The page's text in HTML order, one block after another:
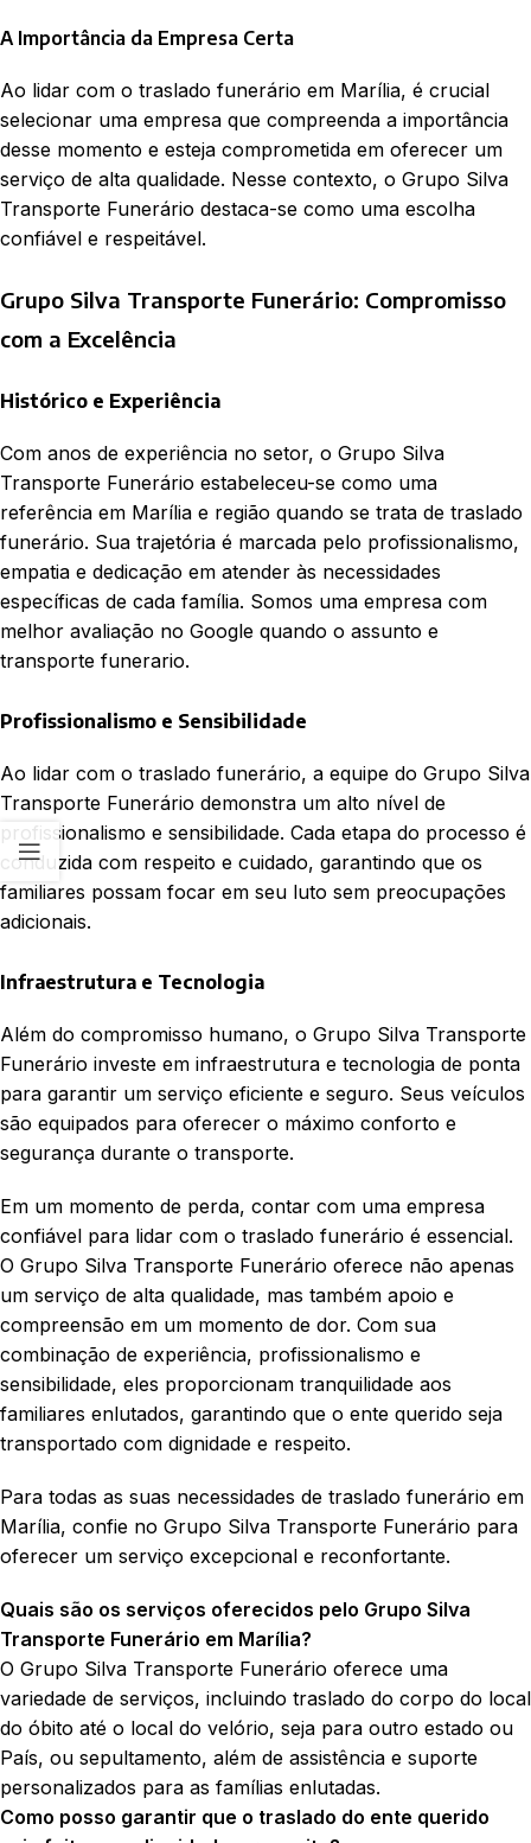
A Importância da Empresa Certa
Ao lidar com o traslado funerário em Marília, é crucial
selecionar uma empresa que compreenda a importância
desse momento e esteja comprometida em oferecer um
serviço de alta qualidade. Nesse contexto, o Grupo Silva
Transporte Funerário destaca-se como uma escolha
confiável e respeitável.
Grupo Silva Transporte Funerário: Compromisso
com a Excelência
Histórico e Experiência
Com anos de experiência no setor, o Grupo Silva
Transporte Funerário estabeleceu-se como uma
referência em Marília e região quando se trata de traslado
funerário. Sua trajetória é marcada pelo profissionalismo,
empatia e dedicação em atender às necessidades
específicas de cada família. Somos uma empresa com
melhor avaliação no Google quando o assunto e
transporte funerario.
Profissionalismo e Sensibilidade
Ao lidar com o traslado funerário, a equipe do Grupo Silva
Transporte Funerário demonstra um alto nível de
profissionalismo e sensibilidade. Cada etapa do processo é
conduzida com respeito e cuidado, garantindo que os
familiares possam focar em seu luto sem preocupações
adicionais.
Infraestrutura e Tecnologia
Além do compromisso humano, o Grupo Silva Transporte
Funerário investe em infraestrutura e tecnologia de ponta
para garantir um serviço eficiente e seguro. Seus veículos
são equipados para oferecer o máximo conforto e
segurança durante o transporte.
Em um momento de perda, contar com uma empresa
confiável para lidar com o traslado funerário é essencial.
O Grupo Silva Transporte Funerário oferece não apenas
um serviço de alta qualidade, mas também apoio e
compreensão em um momento de dor. Com sua
combinação de experiência, profissionalismo e
sensibilidade, eles proporcionam tranquilidade aos
familiares enlutados, garantindo que o ente querido seja
transportado com dignidade e respeito.
Para todas as suas necessidades de traslado funerário em
Marília, confie no Grupo Silva Transporte Funerário para
oferecer um serviço excepcional e reconfortante.
Quais são os serviços oferecidos pelo Grupo Silva
Transporte Funerário em Marília?
O Grupo Silva Transporte Funerário oferece uma
variedade de serviços, incluindo traslado do corpo do local
do óbito até o local do velório, seja para outro estado ou
País, ou sepultamento, além de assistência e suporte
personalizados para as famílias enlutadas.
Como posso garantir que o traslado do ente querido